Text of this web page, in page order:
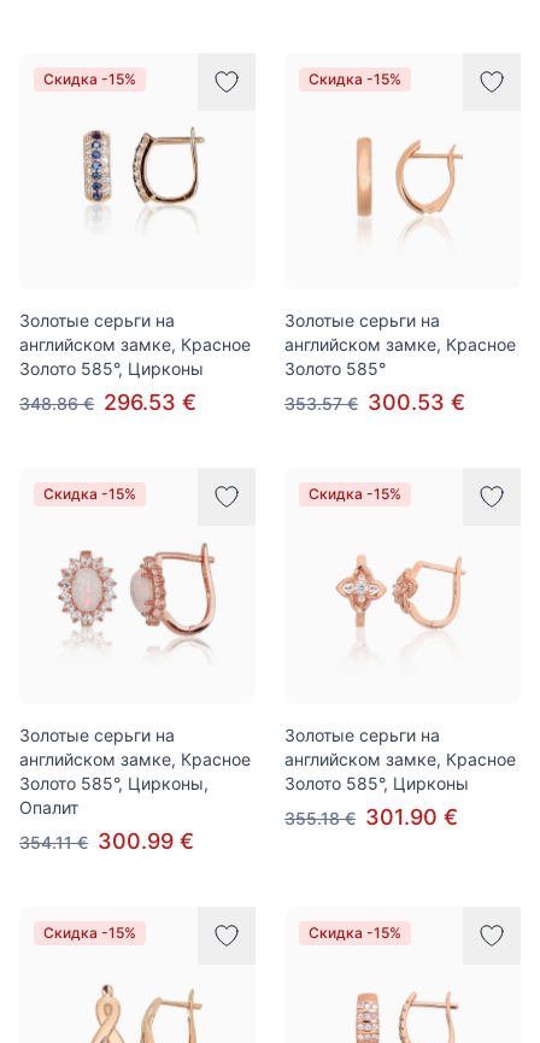
Скидка -15%
Золотые серьги на
английском замке, Красное
Золото 585°, Цирконы
348.86 € 296.53 €
Скидка -15%
Золотые серьги на
английском замке, Красное
Золото 585°
353.57 € 300.53 €
Скидка -15%
Золотые серьги на
английском замке, Красное
Золото 585°, Цирконы,
Опалит
354.11 € 300.99 €
Скидка -15%
Золотые серьги на
английском замке, Красное
Золото 585°, Цирконы
355.18 € 301.90 €
Скидка -15% Скидка -15%